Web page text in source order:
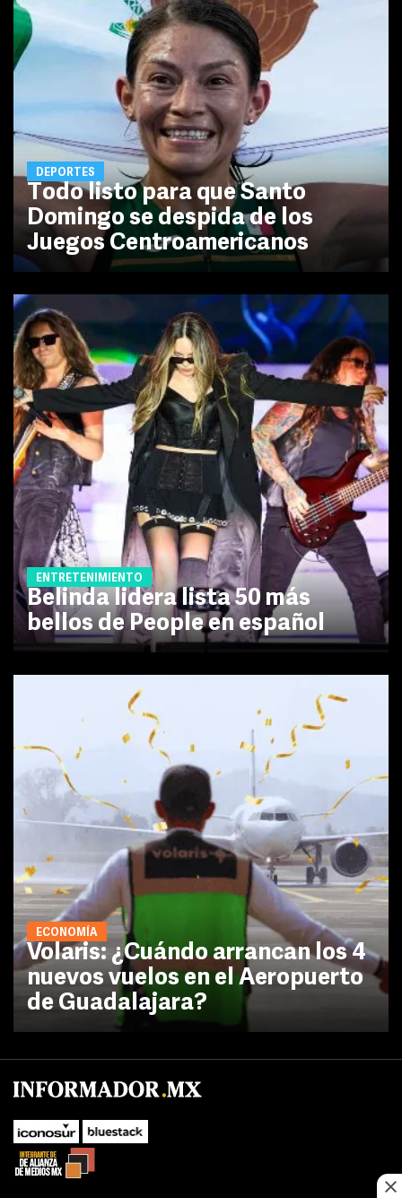
DEPORTES
Todo listo para que Santo
Domingo se despida de los
Juegos Centroamericanos
ENTRETENIMIENTO
Belinda lidera lista 50 más
bellos de People en español
ECONOMÍA
Volaris: ¿Cuándo arrancan los 4
nuevos vuelos en el Aeropuerto
de Guadalajara?